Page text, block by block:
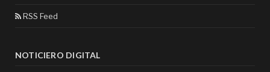
RSS Feed
NOTICIERO DIGITAL